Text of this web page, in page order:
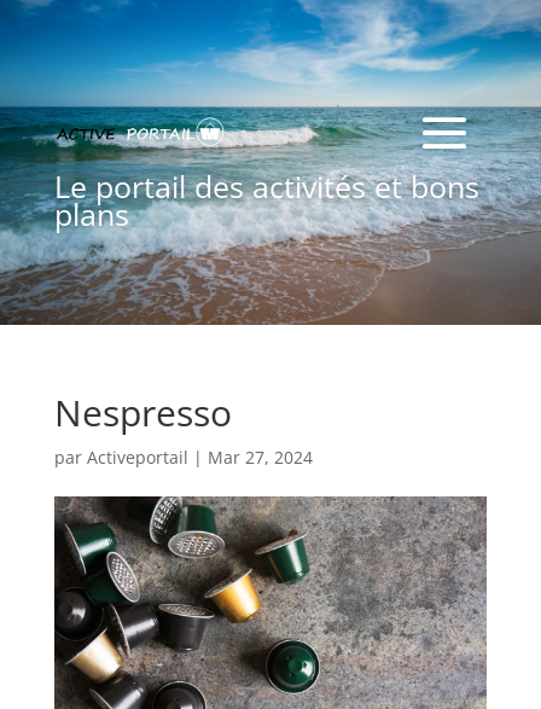
Le portail des activités et bons
plans
Nespresso
par Activeportail | Mar 27, 2024